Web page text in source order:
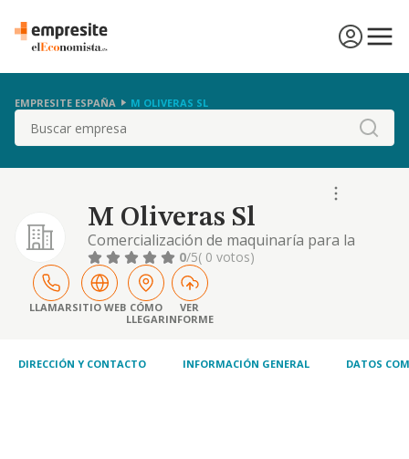
EMPRESITE ESPAÑA M OLIVERAS SL
Buscar
M Oliveras Sl
Comercialización de maquinaría para la
alimentación y hostelería.
0/5( 0 votos)
LLAMARSITIO WEB CÓMO
LLEGAR
VER
INFORME
DIRECCIÓN Y CONTACTO INFORMACIÓN GENERAL DATOS